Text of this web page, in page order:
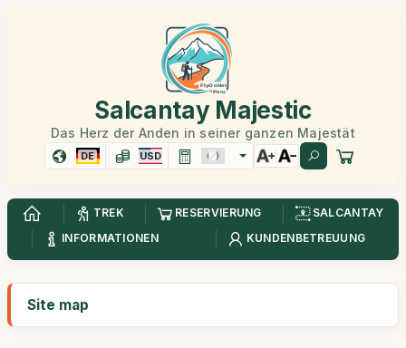
Salcantay Majestic
Das Herz der Anden in seiner ganzen Majestät
DE USD
TREK RESERVIERUNG
SALCANTAY
INFORMATIONEN
KUNDENBETREUUNG
Site map